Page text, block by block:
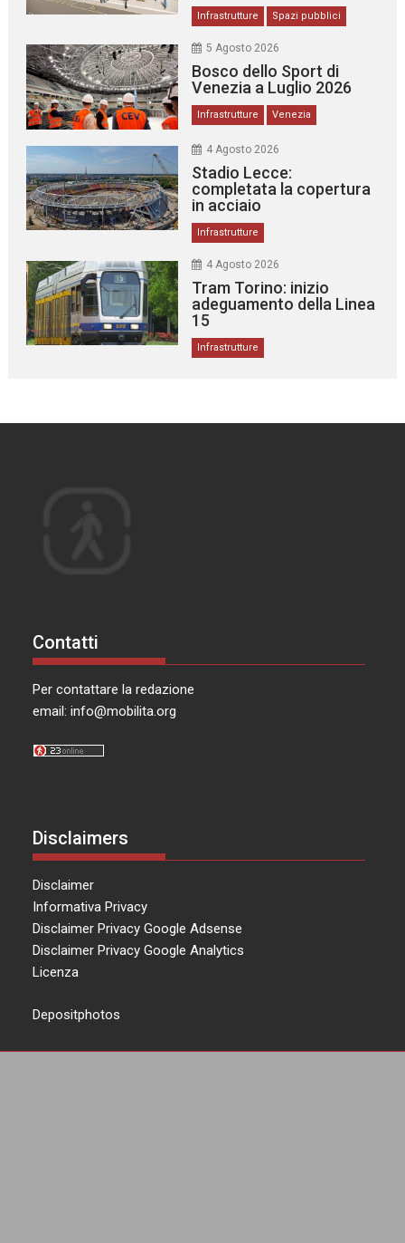
Infrastrutture Spazi pubblici
5 Agosto 2026
Bosco dello Sport di
Venezia a Luglio 2026
Infrastrutture Venezia
4 Agosto 2026
Stadio Lecce:
completata la copertura
in acciaio
Infrastrutture
4 Agosto 2026
Tram Torino: inizio
adeguamento della Linea
15
Infrastrutture
Contatti
Per contattare la redazione
email:info@mobilita.org
Disclaimers
Disclaimer
Informativa Privacy
Disclaimer Privacy Google Adsense
Disclaimer Privacy Google Analytics
Licenza
Depositphotos